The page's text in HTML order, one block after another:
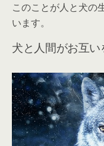
このことが人と犬の
います。
犬と人間がお互